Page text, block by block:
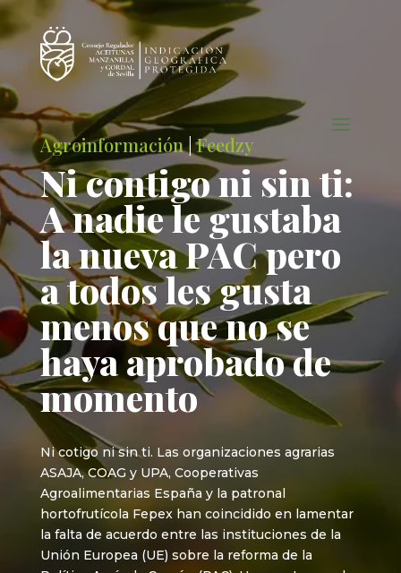
Agroinformación|Feedzy
Ni contigo ni sin ti:
A nadie le gustaba
la nueva PAC pero
a todos les gusta
menos que no se
haya aprobado de
momento
Ni cotigo ni sin ti. Las organizaciones agrarias
ASAJA, COAG y UPA, Cooperativas
Agroalimentarias España y la patronal
hortofrutícola Fepex han coincidido en lamentar
la falta de acuerdo entre las instituciones de la
Unión Europea (UE) sobre la reforma de la